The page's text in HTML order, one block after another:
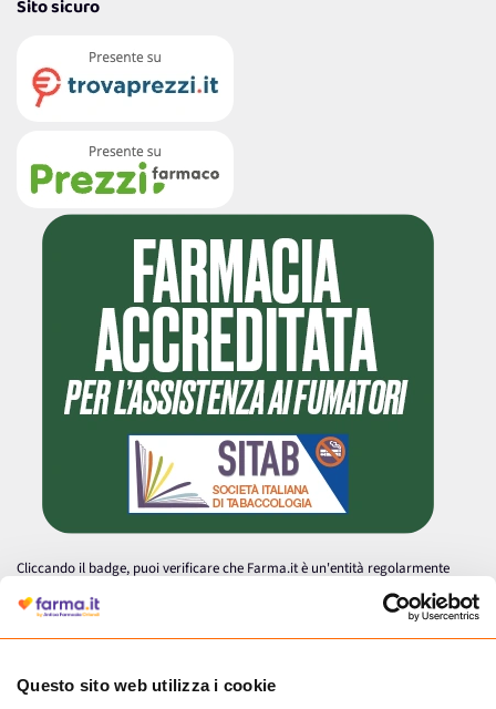
Questo sito web utilizza i cookie
Sito sicuro
Cliccando il badge, puoi verificare che Farma.it è un'entità regolarmente
autorizzata dal Ministero della Salute a effettuare la vendita online di
medicinali.